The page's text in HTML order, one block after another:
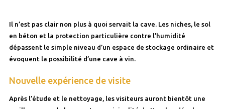
Il n’est pas clair non plus à quoi servait la cave. Les niches, le sol
en béton et la protection particulière contre l’humidité
dépassent le simple niveau d’un espace de stockage ordinaire et
évoquent la possibilité d’une cave à vin.
Nouvelle expérience de visite
Après l’étude et le nettoyage, les visiteurs auront bientôt une